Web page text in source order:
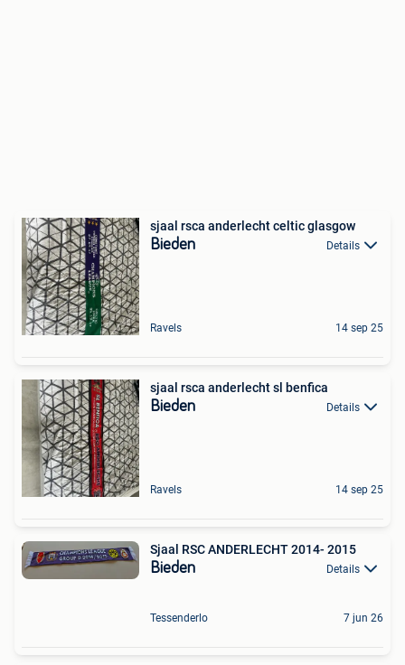
sjaal rsca anderlecht celtic glasgow
Bieden Details
Ravels 14 sep 25
sjaal rsca anderlecht sl benfica
Bieden Details
Ravels 14 sep 25
Sjaal RSC ANDERLECHT 2014- 2015
Bieden Details
Tessenderlo 7 jun 26